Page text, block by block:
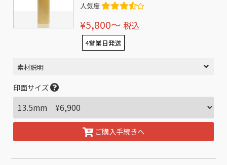
人気度
¥5,800〜 税込
4営業日発送
素材説明
印面サイズ
ご購入手続きへ